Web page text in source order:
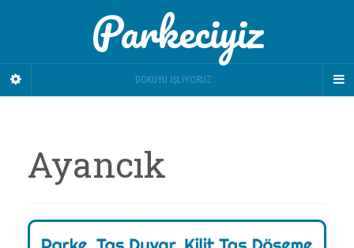
Parkeciyiz
DOKUYU İŞLIYORUZ...
Ayancık